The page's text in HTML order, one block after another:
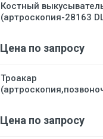
Костный
(артроскопия-28163
Цена по запросу
Троакар
Цена по запросу